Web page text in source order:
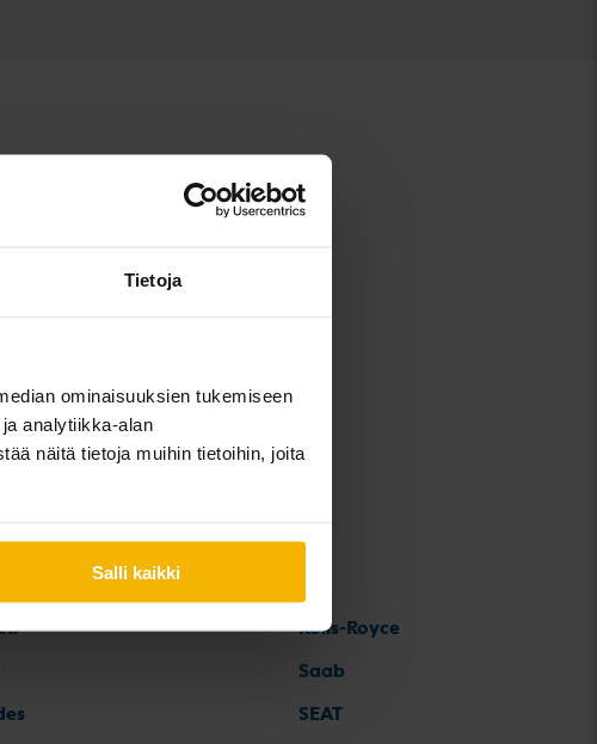
Tietoja
ominaisuuksien tukemiseen
analytiikka-alan
näitä tietoja muihin tietoihin, joita
Salli kaikki
Rolls-Royce
Saab
SEAT